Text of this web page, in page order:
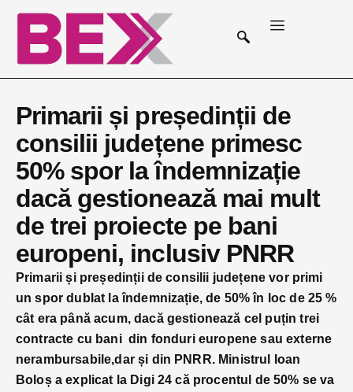
Primarii și președinții de
consilii județene primesc
50% spor la îndemnizație
dacă gestionează mai mult
de trei proiecte pe bani
europeni, inclusiv PNRR
Primarii și președinții de consilii județene vor primi
un spor dublat la îndemnizație, de 50% în loc de 25 %
cât era până acum, dacă gestionează cel puțin trei
contracte cu bani din fonduri europene sau externe
nerambursabile,dar și din PNRR. Ministrul Ioan
Boloș a explicat la Digi 24 că procentul de 50% se va